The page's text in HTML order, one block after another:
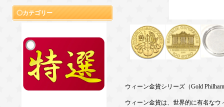
カテゴリー
ウィーン金貨シリーズ（Gold
ウィーン金貨は、世界的に有名な